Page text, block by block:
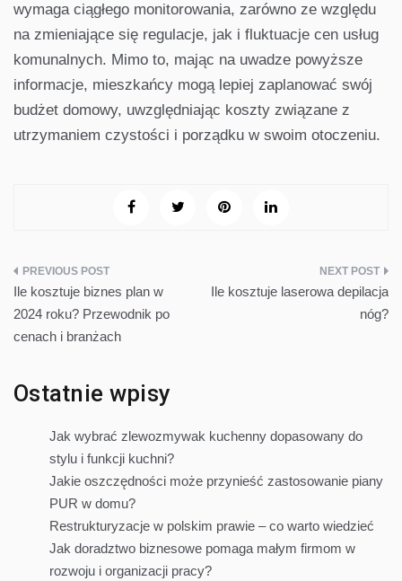
wymaga ciągłego monitorowania, zarówno ze względu
na zmieniające się regulacje, jak i fluktuacje cen usług
komunalnych. Mimo to, mając na uwadze powyższe
informacje, mieszkańcy mogą lepiej zaplanować swój
budżet domowy, uwzględniając koszty związane z
utrzymaniem czystości i porządku w swoim otoczeniu.
Nawigacja
wpisu
Ile kosztuje biznes plan w
2024 roku? Przewodnik po
cenach i branżach
Ile kosztuje laserowa depilacja
nóg?
Ostatnie wpisy
Jak wybrać zlewozmywak kuchenny dopasowany do
stylu i funkcji kuchni?
Jakie oszczędności może przynieść zastosowanie piany
PUR w domu?
Restrukturyzacje w polskim prawie – co warto wiedzieć
Jak doradztwo biznesowe pomaga małym firmom w
rozwoju i organizacji pracy?